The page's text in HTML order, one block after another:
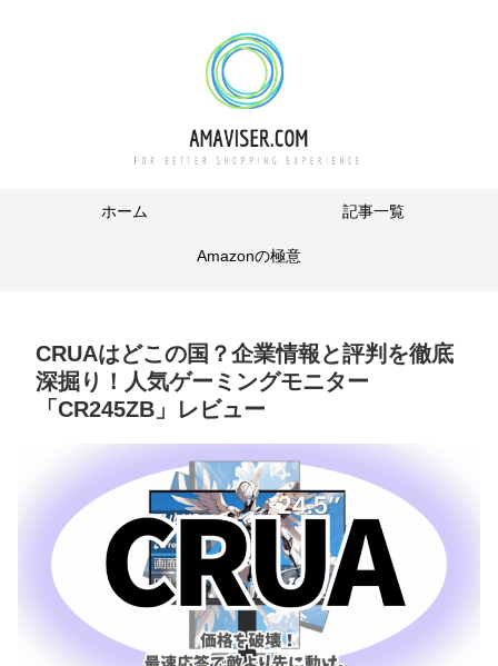
ホーム 記事一覧
Amazonの極意
CRUAはどこの国？企業情報と評判を徹底
深掘り！人気ゲーミングモニター
「CR245ZB」レビュー